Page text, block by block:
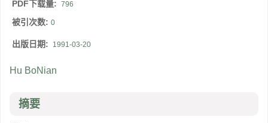
PDF下载量: 796
被引次数: 0
出版日期: 1991-03-20
Hu BoNian
摘要